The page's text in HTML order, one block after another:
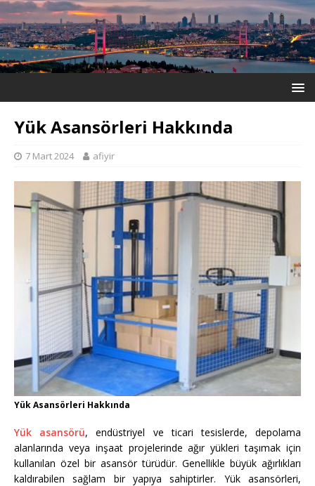
Yük Asansörleri Hakkında
7 Mart 2024 afiyir
Yük Asansörleri Hakkında
Yük asansörü, endüstriyel ve ticari tesislerde, depolama
alanlarında veya inşaat projelerinde ağır yükleri taşımak için
kullanılan özel bir asansör türüdür. Genellikle büyük ağırlıkları
kaldırabilen sağlam bir yapıya sahiptirler. Yük asansörleri,